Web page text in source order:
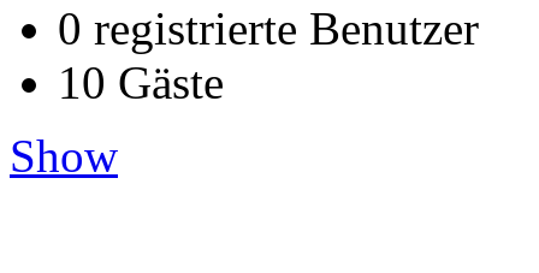
0 registrierte Benutzer
10 Gäste
Show